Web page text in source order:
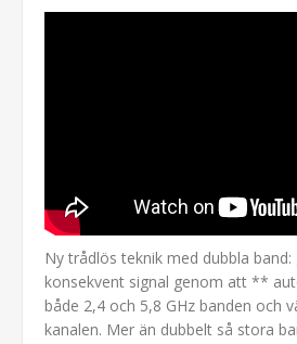
Ny trådlös teknik med dubbla
konsekvent signal genom att **
både 2,4 och 5,8 GHz banden och
kanalen. Mer än dubbelt så stora